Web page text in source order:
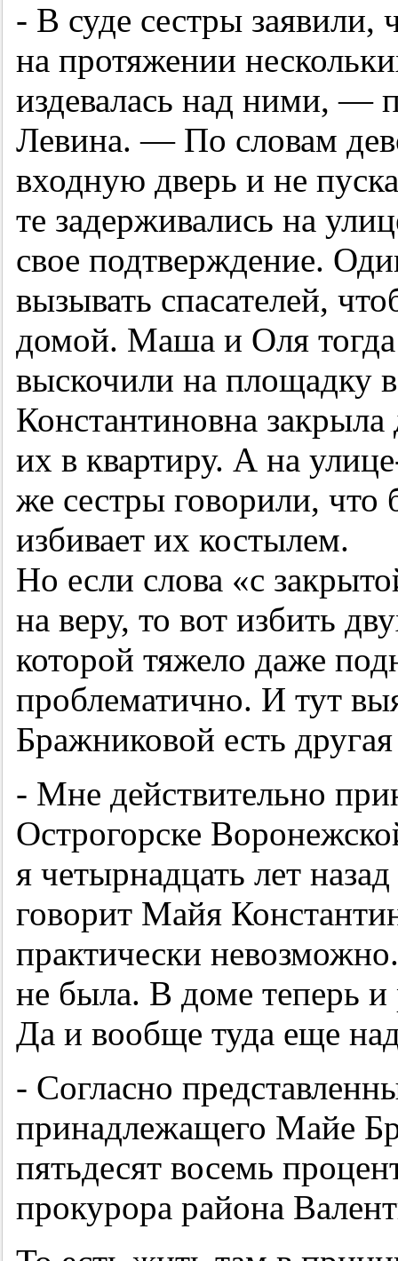
- В суде сестры
на протяжении
издевалась над ними, —
Левина. — По словам
входную дверь и не
те задерживались на
свое подтверждение.
вызывать спасателей,
домой. Маша и Оля тогда
выскочили на площадку
Константиновна закрыла
их в квартиру. А на
же сестры говорили, что
избивает их костылем.
Но если слова «с
на веру, то вот избить
которой тяжело даже
проблематично. И тут
Бражниковой есть
- Мне действительно
Острогорске
я четырнадцать лет
говорит Майя
практически
не была. В доме теперь
Да и вообще туда еще
- Согласно
принадлежащего Майе
пятьдесят восемь
прокурора района